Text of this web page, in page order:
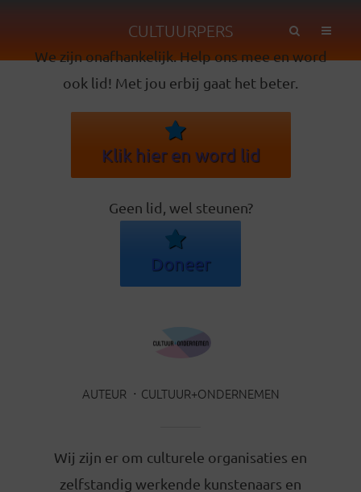
CULTUURPERS
We zijn onafhankelijk. Help ons mee en word
ook lid! Met jou erbij gaat het beter.
Klik hier en word lid
Geen lid, wel steunen?
Doneer
AUTEUR CULTUUR+ONDERNEMEN
Wij zijn er om culturele organisaties en
zelfstandig werkende kunstenaars en